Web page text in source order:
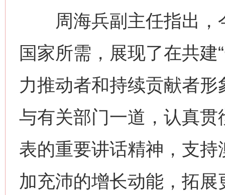
周海兵副主任指出，
国家所需，展现了在共建
力推动者和持续贡献者
与有关部门一道，认真
表的重要讲话精神，支持
加充沛的增长动能，拓